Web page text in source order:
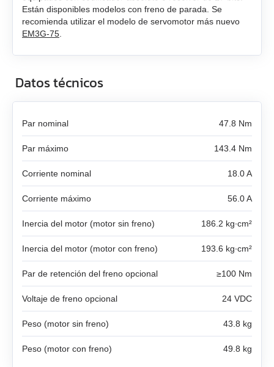
SMD‑8.0 caja abierta
SMD‑8.0 PCB abierta
DB59C024035‑A
ASB42C048060‑ENM
APBA60M048030‑E
APBA80L048030‑E
FL57STH76‑2804A
FL86STH80‑4208A
ST2818S1006‑A
ST5918L4508‑A
ST8918M6708‑A
ST8918L6708‑A
ST11018L8004‑A
AS4118L1804‑E
AS8918L9504‑E24
LD3‑12‑20‑K3
LD3‑24‑20‑K3
LD3‑24‑30‑K3
LD3‑24‑40‑K3
EM3A-04
EM3A-08
EM3A-10
EM3A-15
EM3A-20
EM3A-30
EM3A-40
EM3J-02
EM3J-04
Están disponibles modelos con freno de parada. Se
recomienda utilizar el modelo de servomotor más nuevo
EM3G-75
Datos técnicos
Par nominal 47.8 Nm
Par máximo 143.4 Nm
Corriente nominal 18.0 A
Corriente máximo 56.0 A
Inercia del motor (motor sin freno) 186.2 kg∙cm²
Inercia del motor (motor con freno) 193.6 kg∙cm²
Par de retención del freno opcional ≥100 Nm
Voltaje de freno opcional 24 VDC
Peso (motor sin freno) 43.8 kg
Peso (motor con freno) 49.8 kg